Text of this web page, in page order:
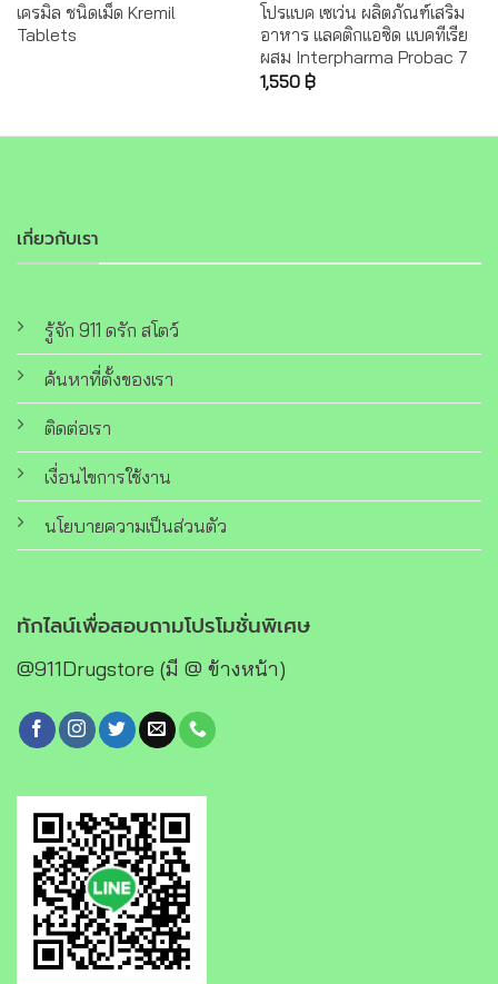
เครมิล ชนิดเม็ด Kremil
Tablets
โปรแบค เซเว่น ผลิตภัณฑ์เสริม
อาหาร แลคติกแอซิด แบคทีเรีย
ผสม Interpharma Probac 7
1,550 ฿
เกี่ยวกับเรา
รู้จัก 911 ดรัก สโตว์
ค้นหาที่ตั้งของเรา
ติดต่อเรา
เงื่อนไขการใช้งาน
นโยบายความเป็นส่วนตัว
ทักไลน์เพื่อสอบถามโปรโมชั่นพิเศษ
@911Drugstore (มี @ ข้างหน้า)